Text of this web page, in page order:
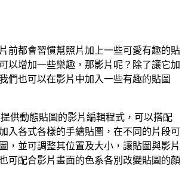
前都會習慣幫照片加上一些可愛有趣的貼
以增加一些樂趣，那影片呢？除了讓它加
們也可以在影片中加入一些有趣的貼圖
提供動態貼圖的影片編輯程式，可以搭配
入各式各樣的手繪貼圖，在不同的片段可
，並可調整其位置及大小，讓貼圖與影片
可配合影片畫面的色系各別改變貼圖的顏